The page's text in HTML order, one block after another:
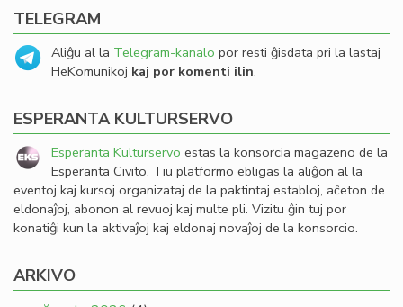
TELEGRAM
Aliĝu al la Telegram-kanalo por resti ĝisdata pri la lastaj
HeKomunikoj kaj por komenti ilin.
ESPERANTA KULTURSERVO
Esperanta Kulturservo estas la konsorcia magazeno de la
Esperanta Civito. Tiu platformo ebligas la aliĝon al la
eventoj kaj kursoj organizataj de la paktintaj establoj, aĉeton de
eldonaĵoj, abonon al revuoj kaj multe pli. Vizitu ĝin tuj por
konatiĝi kun la aktivaĵoj kaj eldonaj novaĵoj de la konsorcio.
ARKIVO